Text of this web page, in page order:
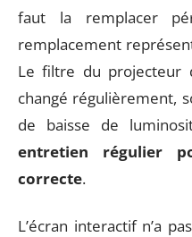
faut la remplacer
remplacement
Le filtre du projecteur
changé régulièrement,
de baisse de
entretien régulier
correcte.
L’écran interactif n’a